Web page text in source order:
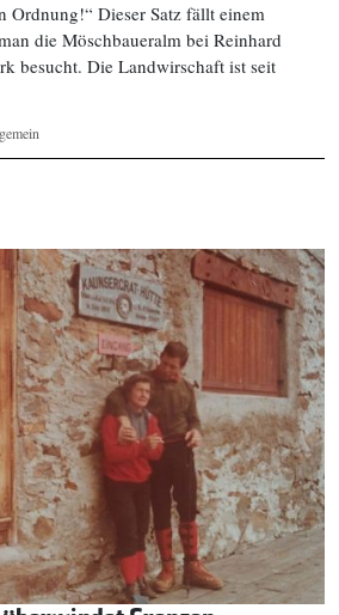
Ordnung!“ Dieser Satz fällt einem
die Möschbaueralm bei Reinhard
besucht. Die Landwirschaft ist seit